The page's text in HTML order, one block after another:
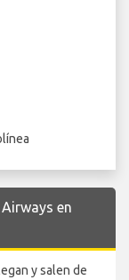
en
y salen de